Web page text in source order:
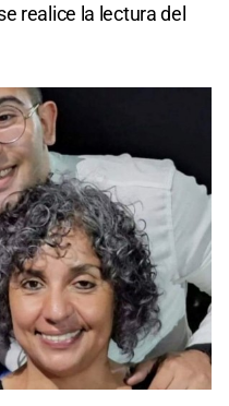
realice la lectura del